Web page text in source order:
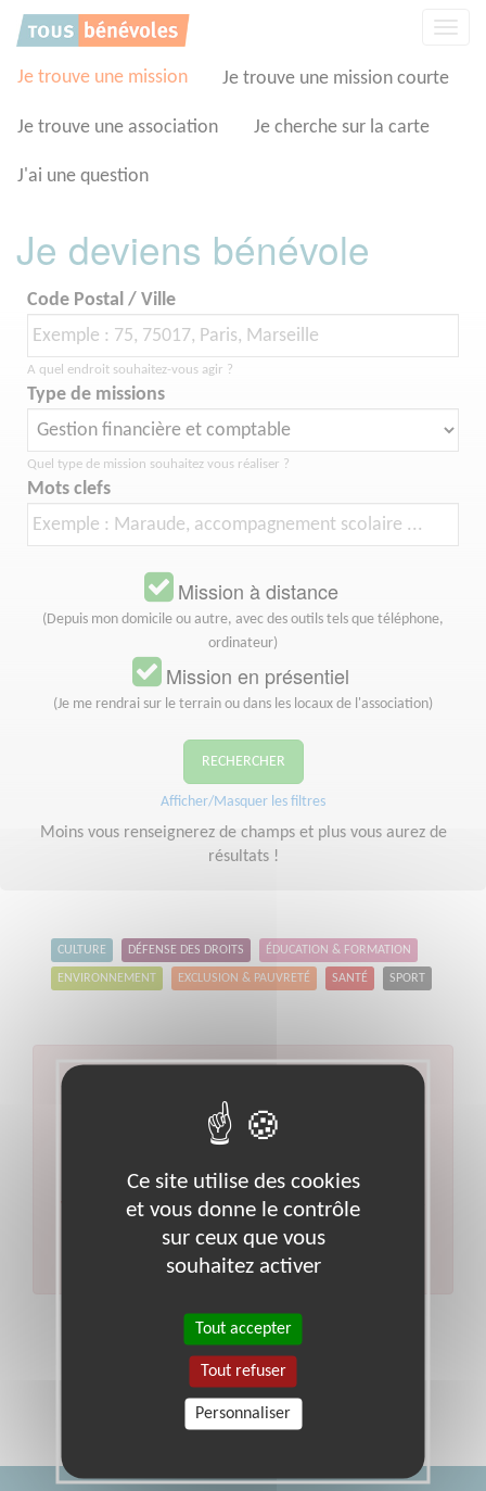
Je trouve une mission Je trouve une mission courte
Je trouve une association Je cherche sur la carte
J'ai une question
Je deviens bénévole
Code Postal / Ville
A quel endroit souhaitez-vous agir ?
Type de missions
Quel type de mission souhaitez vous réaliser ?
Mots clefs
Mission à distance
(Depuis mon domicile ou autre, avec des outils tels que téléphone,
ordinateur)
Mission en présentiel
(Je me rendrai sur le terrain ou dans les locaux de l'association)
RECHERCHER
Afficher/Masquer les filtres
Moins vous renseignerez de champs et plus vous aurez de
résultats !
CULTURE DÉFENSE DES DROITS ÉDUCATION & FORMATION
ENVIRONNEMENT EXCLUSION & PAUVRETÉ SANTÉ SPORT
Aucun résultat pour votre
recherche
Gestion financière et comptable
Code postal :60Ville :Oise
Veuillez indiquer moins de critères et/ou remplacer
votre code postal par celui de votre département.
Effectuer une nouvelle recherche
Panneau de gestion des cookies
Ce site utilise des cookies
et vous donne le contrôle
sur ceux que vous
souhaitez activer
Tout accepter
Tout refuser
Personnaliser